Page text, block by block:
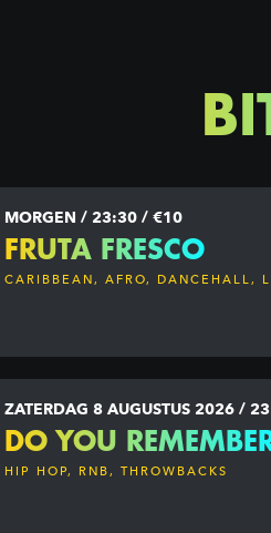
MORGEN / 23:30 / €10
FRUTA FRESCO
CARIBBEAN, AFRO, DANCEHALL,
ZATERDAG 8 AUGUSTUS 2026 /
DO YOU
HIP HOP, RNB, THROWBACKS